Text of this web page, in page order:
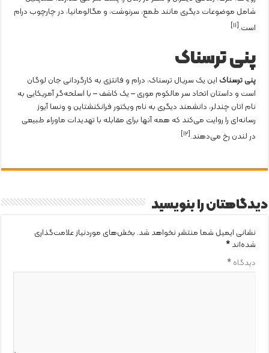
شامل موضوعات دیگری مانند طمع، سرنوشت، و مگالومانیا، در چارچوب درام
است.[١١]
پنی ترسناک
پنی ترسناک این یک سریال ترسناک، درام و فانتزی به کارگردانی جان لوگان
است و داستان اتحاد سر مالکوم موری – یک کاشف – با اسلحه‌گر آمریکایی به
نام اتان چندلر، دانشمند دیگری به نام ویکتور فرانکنشتاین و ونسا آیوز
رسانه‌ای را روایت می‌کند که همه آنها برای مقابله با تهدیدات ماوراء طبیعی
در لندن رخ می‌دهند.[١٢]
دیدگاهتان را بنویسید
نشانی ایمیل شما منتشر نخواهد شد. بخش‌های موردنیاز علامت‌گذاری
شده‌اند*
دیدگاه*